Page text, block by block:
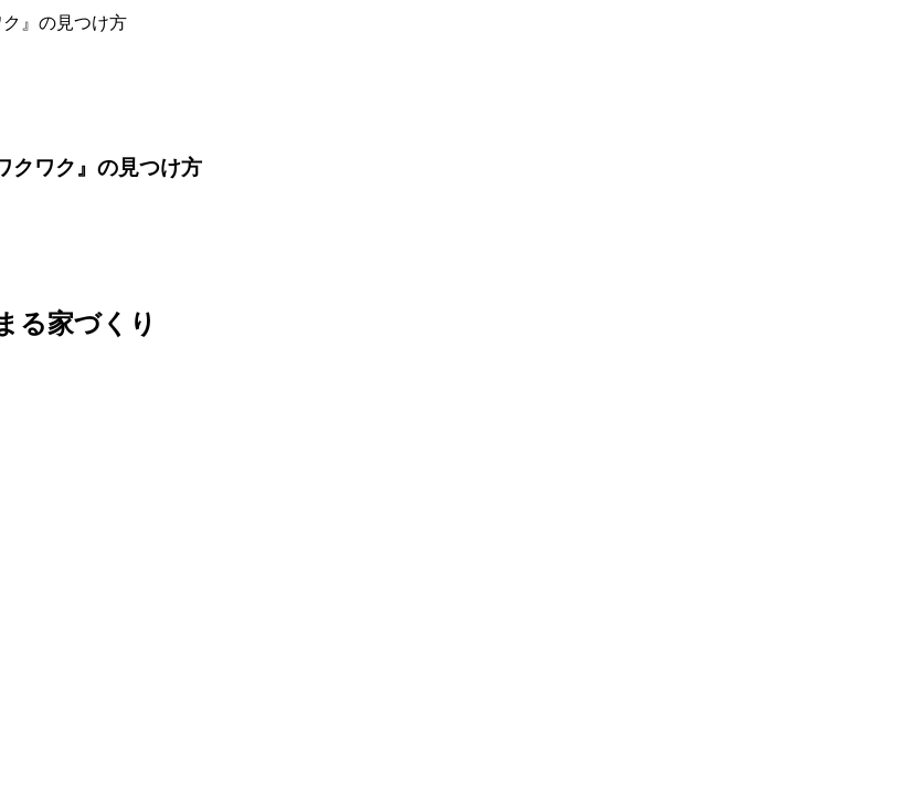
』の見つけ方
クワク』の見つけ方
る家づくり